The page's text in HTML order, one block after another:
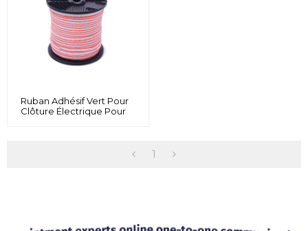
Ruban Adhésif Vert Pour
Clôture Électrique Pour
1